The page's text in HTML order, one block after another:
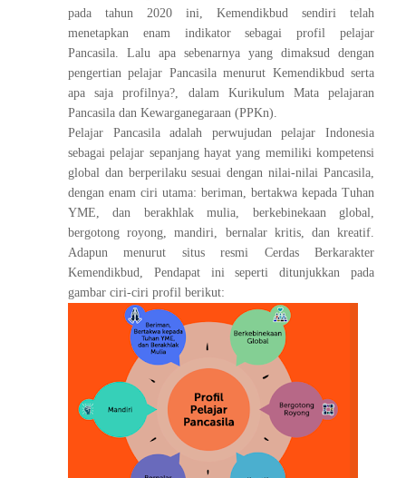
pada tahun 2020 ini, Kemendikbud sendiri telah
menetapkan enam indikator sebagai profil pelajar
Pancasila. Lalu apa sebenarnya yang dimaksud dengan
pengertian pelajar Pancasila menurut Kemendikbud serta
apa saja profilnya?, dalam Kurikulum Mata pelajaran
Pancasila dan Kewarganegaraan (PPKn).
Pelajar Pancasila adalah perwujudan pelajar Indonesia
sebagai pelajar sepanjang hayat yang memiliki kompetensi
global dan berperilaku sesuai dengan nilai-nilai Pancasila,
dengan enam ciri utama: beriman, bertakwa kepada Tuhan
YME, dan berakhlak mulia, berkebinekaan global,
bergotong royong, mandiri, bernalar kritis, dan kreatif.
Adapun menurut situs resmi Cerdas Berkarakter
Kemendikbud, Pendapat ini seperti ditunjukkan pada
gambar ciri-ciri profil berikut: